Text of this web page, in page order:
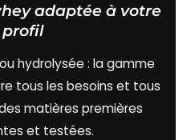
adaptée à votre
profil
hydrolysée : la gamme
tous les besoins et tous
matières premières
et testées.